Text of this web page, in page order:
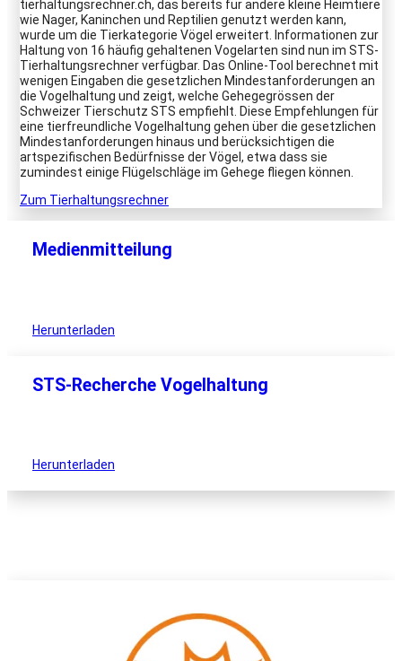
tierhaltungsrechner.ch, das bereits für andere kleine Heimtiere
wie Nager, Kaninchen und Reptilien genutzt werden kann,
wurde um die Tierkategorie Vögel erweitert. Informationen zur
Haltung von 16 häufig gehaltenen Vogelarten sind nun im STS-
Tierhaltungsrechner verfügbar. Das Online-Tool berechnet mit
wenigen Eingaben die gesetzlichen Mindestanforderungen an
die Vogelhaltung und zeigt, welche Gehegegrössen der
Schweizer Tierschutz STS empfiehlt. Diese Empfehlungen für
eine tierfreundliche Vogelhaltung gehen über die gesetzlichen
Mindestanforderungen hinaus und berücksichtigen die
artspezifischen Bedürfnisse der Vögel, etwa dass sie
zumindest einige Flügelschläge im Gehege fliegen können.
Zum Tierhaltungsrechner
Medienmitteilung
Herunterladen
STS-Recherche Vogelhaltung
Herunterladen